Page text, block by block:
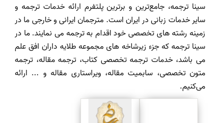
سینا ترجمه، جامع‌ترین و برترین پلتفرم ارائه خدمات ترجمه و
سایر خدمات زبانی در ایران است. مترجمان ایرانی و خارجی ما در
زمینه رشته های تخصصی خود اقدام به ترجمه می نمایند. ما در
سینا ترجمه که جزء زیرشاخه های مجموعه طلایه داران افق علم
می باشد، خدمات ترجمه تخصصی کتاب، ترجمه مقاله، ترجمه
متون تخصصی، سابمیت مقاله، ویراستاری مقاله و ... ارائه
می‌کنیم.